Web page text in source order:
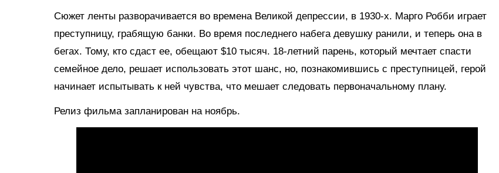
Сюжет ленты разворачивается во времена Великой депрессии, в 1930-х. Марго Робби играет
преступницу, грабящую банки. Во время последнего набега девушку ранили, и теперь она в
бегах. Тому, кто сдаст ее, обещают $10 тысяч. 18-летний парень, который мечтает спасти
семейное дело, решает использовать этот шанс, но, познакомившись с преступницей, герой
начинает испытывать к ней чувства, что мешает следовать первоначальному плану.
Релиз фильма запланирован на ноябрь.